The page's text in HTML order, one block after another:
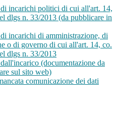
incarichi politici di cui all'art. 14,
dlgs n. 33/2013 (da pubblicare in
incarichi di amministrazione, di
o di governo di cui all'art. 14, co.
dlgs n. 33/2013
(documentazione da
sul sito web)
comunicazione dei dati